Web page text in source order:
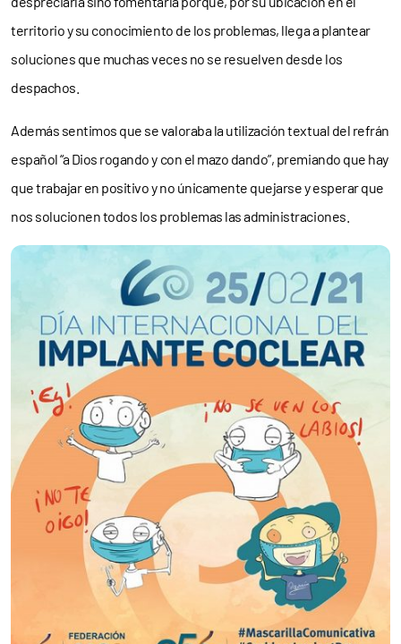
territorio y su conocimiento de los problemas, llega a plantear
soluciones que muchas veces no se resuelven desde los
despachos.
Además sentimos que se valoraba la utilización textual del refrán
español “a Dios rogando y con el mazo dando”, premiando que hay
que trabajar en positivo y no únicamente quejarse y esperar que
nos solucionen todos los problemas las administraciones.